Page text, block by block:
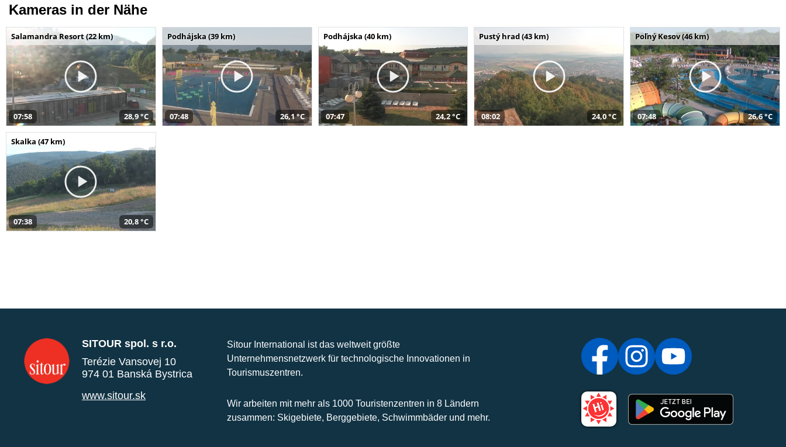
Kameras in der Nähe
Salamandra Resort (22 km)
07:58 28,9 °C
Podhájska (39 km)
07:48 26,1 °C
Podhájska (40 km)
07:47 24,2 °C
Pustý hrad (43 km)
08:02 24,0 °C
Poľný Kesov (46 km)
07:48 26,6 °C
Skalka (47 km)
07:38 20,8 °C
SITOUR spol. s r.o.
Terézie Vansovej 10
974 01 Banská Bystrica
www.sitour.sk
Sitour International ist das weltweit größte
Unternehmensnetzwerk für technologische Innovationen in
Tourismuszentren.
Wir arbeiten mit mehr als 1000 Touristenzentren in 8 Ländern
zusammen: Skigebiete, Berggebiete, Schwimmbäder und mehr.